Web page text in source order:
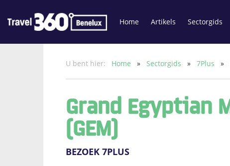
Home Artikels Sectorgids
U bent hier: Home » Sectorgids » 7Plus »
Grand Egyptian
(GEM)
BEZOEK 7PLUS